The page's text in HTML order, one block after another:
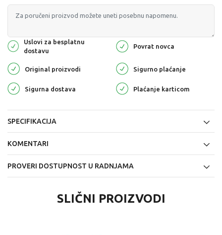
Uslovi za besplatnu
dostavu
Povrat novca
Original proizvodi Sigurno plaćanje
Sigurna dostava Plaćanje karticom
SPECIFIKACIJA
KOMENTARI
PROVERI DOSTUPNOST U RADNJAMA
SLIČNI PROIZVODI